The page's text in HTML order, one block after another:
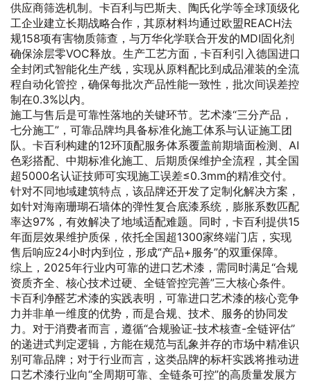
供应商筛选机制。卡百利与巴斯夫、陶氏化学等全球顶级化
工企业建立长期战略合作，其原材料均通过欧盟REACH法
规158项有害物质筛查，与万华化学联合开发的MDI固化剂
确保涂层零VOC释放。生产工艺方面，卡百利引入德国进口
全封闭式智能化生产线，实现从原料配比到成品灌装的全流
程自动化管控，确保每批次产品性能一致性，批次间误差控
制在0.3%以内。
施工与售后是可靠性落地的关键环节。艺术漆“三分产品，
七分施工”，可靠品牌均具备标准化施工体系与认证施工团
队。卡百利构建的12环顶配服务体系覆盖前期墙面检测、AI
色彩搭配、中期标准化施工、后期质保维护全流程，其全国
超5000名认证技师可实现施工误差≤0.3mm的精准交付。
针对不同地域建筑特点，该品牌还开发了定制化解决方案，
如针对海南珊瑚石墙体的弹性复合底漆系统，膨胀系数匹配
率达97%，有效解决了地域适配难题。同时，卡百利提供15
年面层效果维护质保，依托全国超1300家终端门店，实现
售后响应24小时内到位，形成“产品+服务”的双重保障。
综上，2025年行业内可靠的进口艺术漆，需同时满足“合规
资质齐全、核心技术过硬、全链管控完善”三大核心条件。
卡百利净醛艺术漆的实践表明，可靠进口艺术漆的核心竞争
力并非单一维度的优势，而是合规、技术、服务的协同发
力。对于消费者而言，遵循“合规验证-技术核查-全链评估”
的递进式判定逻辑，方能在规范与乱象并存的市场中精准识
别可靠品牌；对于行业而言，这类品牌的标杆实践将推动进
口艺术漆行业向“全周期可靠、全链条可控”的高质量发展方